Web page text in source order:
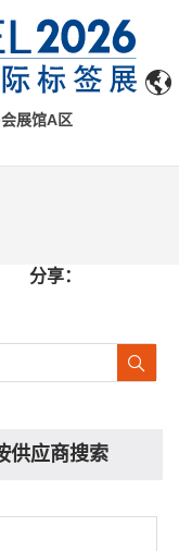
展馆A区
分享：
供应商搜索